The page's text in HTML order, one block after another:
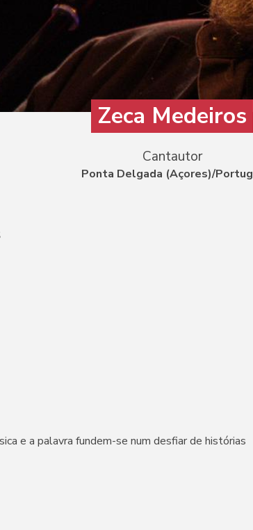
Zeca Medeiros
Cantautor
Ponta Delgada (Açores)/
e a palavra fundem-se num desfiar de histórias